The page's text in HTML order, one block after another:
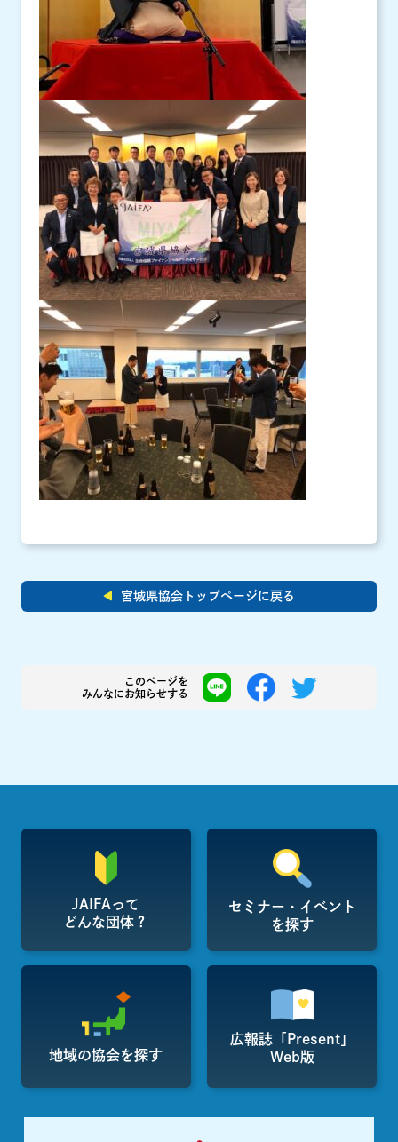
宮城県協会トップページに戻る
このページを
みんなにお知らせする
JAIFAって
どんな団体？
セミナー・イベント
を探す
地域の協会を探す
広報誌「Present」
Web版